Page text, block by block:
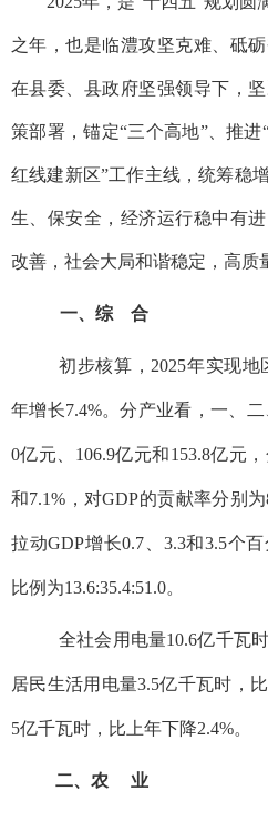
之年，也是临澧攻坚克难、砥
在县委、县政府坚强领导下，
策部署，锚定“三个高地”、推
红线建新区”工作主线，统筹稳
生、保安全，经济运行稳中有
改善，社会大局和谐稳定，高质
一、综 合
初步核算，2025年实现地
年增长7.4%。分产业看，一、
0亿元、106.9亿元和153.8亿元
和7.1%，对GDP的贡献率分别为
拉动GDP增长0.7、3.3和3.5个
比例为13.6:35.4:51.0。
全社会用电量10.6亿千瓦
居民生活用电量3.5亿千瓦时，
5亿千瓦时，比上年下降2.4%。
二、农 业